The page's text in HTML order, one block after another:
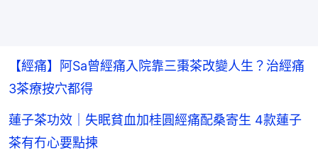
【經痛】阿Sa曾經痛入院靠三棗茶改變人生？治經痛
3茶療按穴都得
蓮子茶功效｜失眠貧血加桂圓經痛配桑寄生 4款蓮子
茶有冇心要點揀